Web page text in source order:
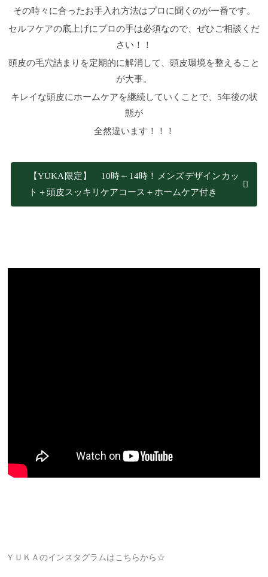
その時々に合ったお手入れ方法はプロに聞くのが一番です。
セルフケアの底上げにプロの手は必須なので、ぜひご相談くだ
さい！！
頭皮の毛穴詰まりを定期的に解消して、頭皮環境を整えること
が大事。
キレイな頭皮にホームケアを継続していくことで、5年後の状
態が
全然違います！！！
【YUKA限定】 10時～14時！メンズデザインカッ
ト＋頭皮スッキリケアコース＋ホームケア付き
ＹＵＫＡのインスタグラムはこちらから☆